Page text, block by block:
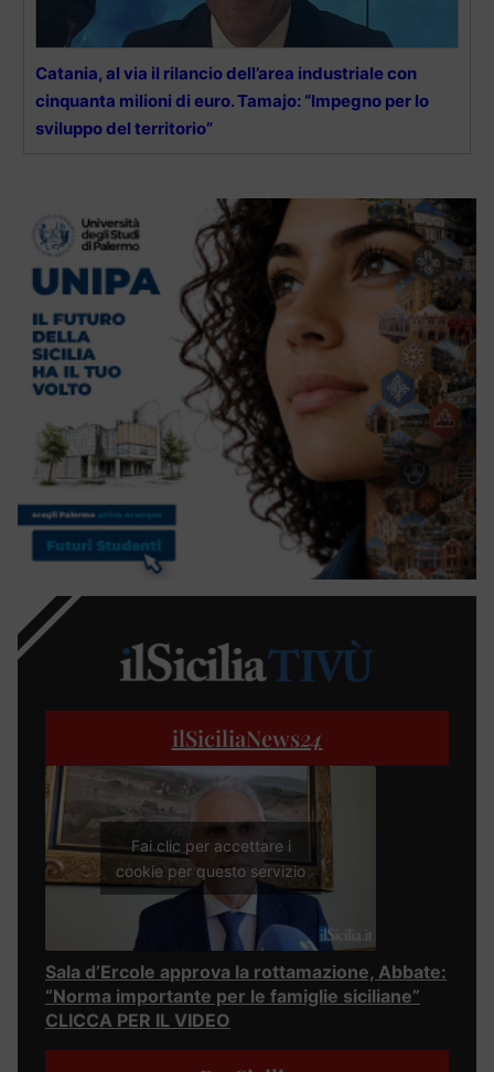
Catania, al via il rilancio dell’area industriale con
cinquanta milioni di euro. Tamajo: “Impegno per lo
sviluppo del territorio”
ilSiciliaNews24
Fai clic per accettare i
cookie per questo servizio
Sala d’Ercole approva la rottamazione, Abbate:
“Norma importante per le famiglie siciliane”
CLICCA PER IL VIDEO